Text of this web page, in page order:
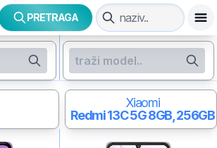
PRETRAGA
Xiaomi
Redmi 13C 5G8GB, 256GB